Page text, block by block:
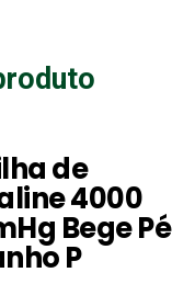
de
4000
Bege Pé
P